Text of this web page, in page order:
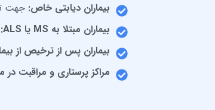
بیماران دیابتی خاص: جهت
بیماران مبتلا به MS یا ALS:
بیماران پس از ترخیص از
مراکز پرستاری و مراقبت در